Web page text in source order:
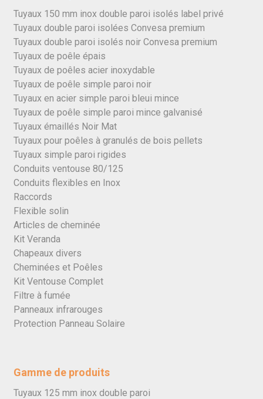
Tuyaux 150 mm inox double paroi isolés label privé
Tuyaux double paroi isolées Convesa premium
Tuyaux double paroi isolés noir Convesa premium
Tuyaux de poêle épais
Tuyaux de poêles acier inoxydable
Tuyaux de poêle simple paroi noir
Tuyaux en acier simple paroi bleui mince
Tuyaux de poêle simple paroi mince galvanisé
Tuyaux émaillés Noir Mat
Tuyaux pour poêles à granulés de bois pellets
Tuyaux simple paroi rigides
Conduits ventouse 80/125
Conduits flexibles en Inox
Raccords
Flexible solin
Articles de cheminée
Kit Veranda
Chapeaux divers
Cheminées et Poêles
Kit Ventouse Complet
Filtre à fumée
Panneaux infrarouges
Protection Panneau Solaire
Gamme de produits
Tuyaux 125 mm inox double paroi